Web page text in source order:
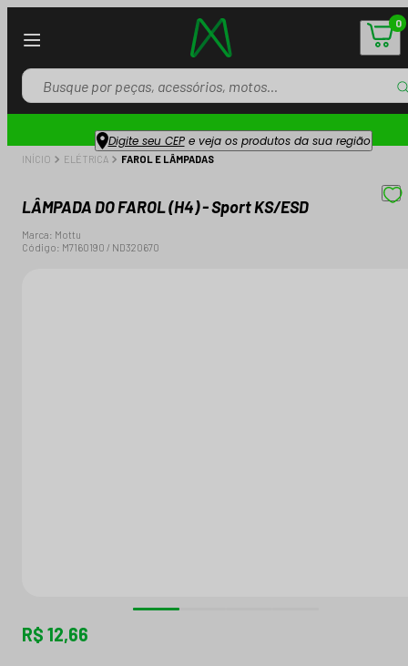
0
Digite seu CEPe veja os produtos da sua região
INÍCIO ELÉTRICA FAROL E LÂMPADAS
LÂMPADA DO FAROL (H4) - Sport KS/ESD
Marca: Mottu
Código: M7160190 / ND320670
R$ 12,66